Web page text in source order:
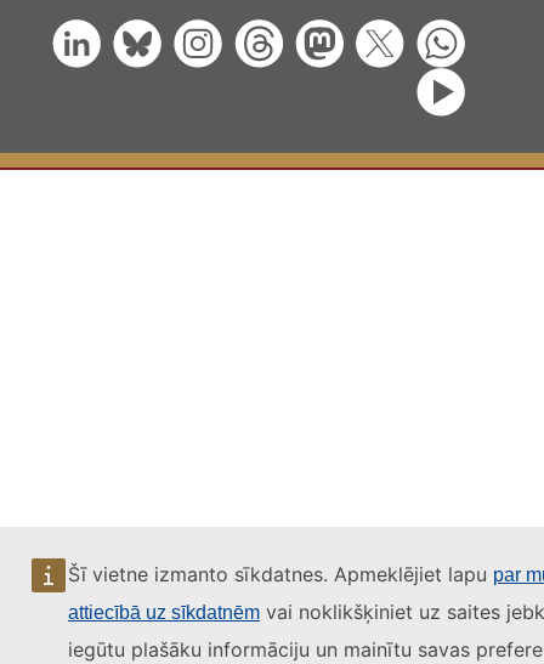
Šī vietne izmanto sīkdatnes. Apmeklējiet lapu par
attiecībā uz sīkdatnēm vai noklikšķiniet uz saites
iegūtu plašāku informāciju un mainītu savas